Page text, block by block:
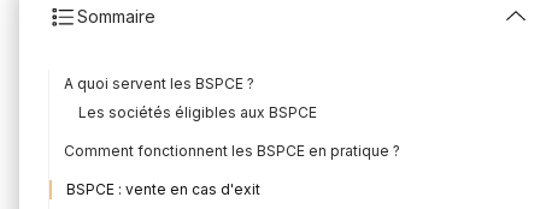
Sommaire
A quoi servent les BSPCE ?
Les sociétés éligibles aux BSPCE
Comment fonctionnent les BSPCE en pratique ?
BSPCE : vente en cas d'exit
Rédigé parMounir Laggoune